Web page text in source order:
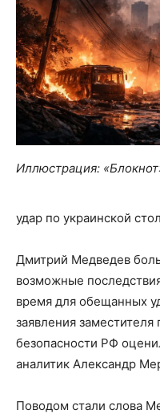
Иллюстрация:
удар по украинской
Дмитрий Медведев
возможные
время для обещанных
заявления
безопасности РФ
аналитик Александр
Поводом стали слова